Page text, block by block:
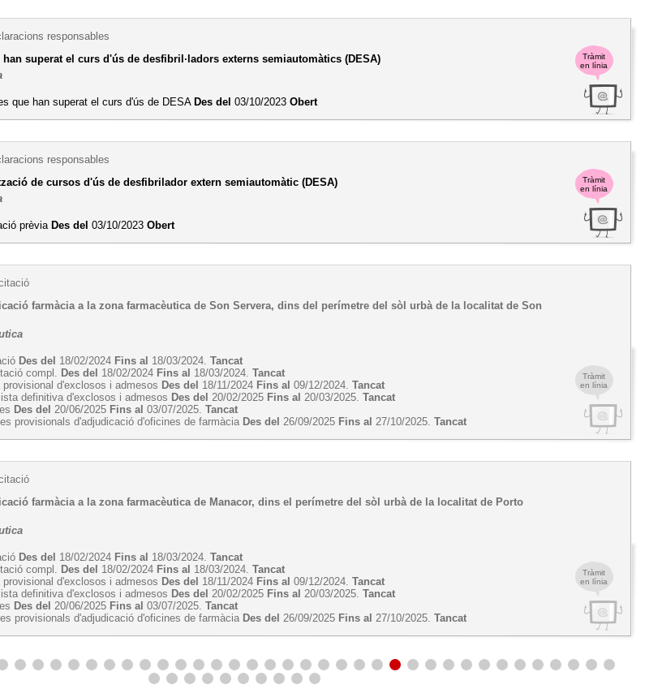
Tràmit
en línia
responsables
superat el curs d'ús de desfibril·ladors externs semiautomàtics (DESA)
que han superat el curs d'ús de DESA Des del 03/10/2023Obert
Tràmit
en línia
responsables
de cursos d'ús de desfibrilador extern semiautomàtic (DESA)
prèvia Des del 03/10/2023Obert
Tràmit
en línia
farmàcia a la zona farmacèutica de Son Servera, dins del perímetre del sòl urbà de la localitat de Son
Des del 18/02/2024 Fins al 18/03/2024.Tancat
compl. Des del 18/02/2024 Fins al 18/03/2024.Tancat
provisional d'exclosos i admesos Des del 18/11/2024 Fins al 09/12/2024.Tancat
definitiva d'exclosos i admesos Des del 20/02/2025 Fins al 20/03/2025.Tancat
Des del 20/06/2025 Fins al 03/07/2025.Tancat
provisionals d'adjudicació d'oficines de farmàcia Des del 26/09/2025 Fins al 27/10/2025.Tancat
Tràmit
en línia
farmàcia a la zona farmacèutica de Manacor, dins el perímetre del sòl urbà de la localitat de Porto
Des del 18/02/2024 Fins al 18/03/2024.Tancat
compl. Des del 18/02/2024 Fins al 18/03/2024.Tancat
provisional d'exclosos i admesos Des del 18/11/2024 Fins al 09/12/2024.Tancat
definitiva d'exclosos i admesos Des del 20/02/2025 Fins al 20/03/2025.Tancat
Des del 20/06/2025 Fins al 03/07/2025.Tancat
provisionals d'adjudicació d'oficines de farmàcia Des del 26/09/2025 Fins al 27/10/2025.Tancat